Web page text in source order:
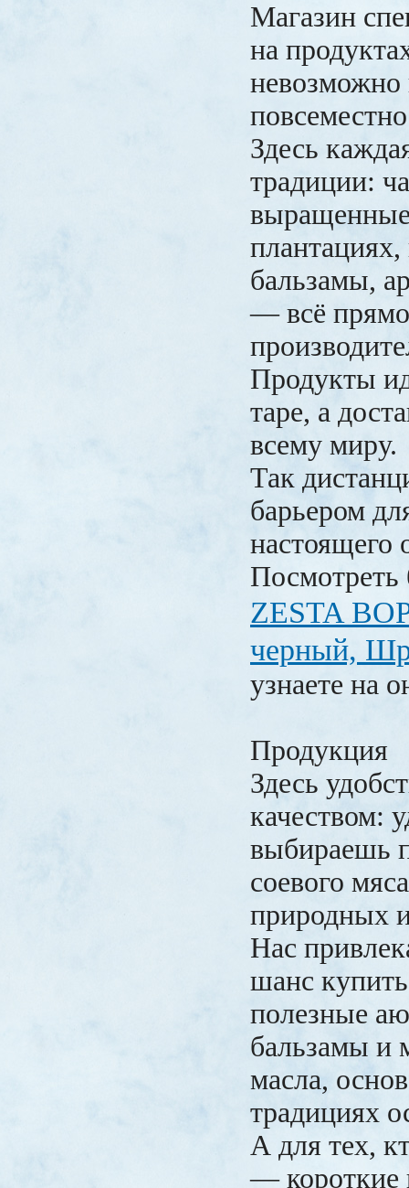
Магазин
на
невозможно
Здесь
традиции:
бальзамы,
— всё
Продукты
таре, а
всему миру.
Так
барьером
настоящего
ZESTA
черный,
узнаете на
Продукция
Здесь
качеством:
выбираешь
соевого
природных
Нас
шанс
полезные
бальзамы и
масла,
традициях
А для тех,
— короткие